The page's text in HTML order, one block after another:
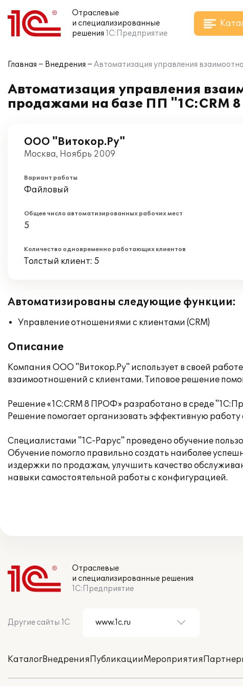
Отраслевые
и специализированные
решения 1С:Предприятие
Главная Внедрения Автоматизация управления
Автоматизация управления
продажами на базе ПП "1С:CRM
ООО "Витокор.Ру"
Москва, Ноябрь 2009
Вариант работы
Файловый
Общее число автоматизированных рабочих мест
5
Количество одновременно работающих клиентов
Толстый клиент: 5
Автоматизированы следующие функции:
Управление отношениями с клиентами (CRM)
Описание
Компания ООО "Витокор.Ру" использует в своей
взаимоотношений с клиентами. Типовое решение
Решение «1С:CRM 8 ПРОФ» разработано в среде
Решение помогает организовать эффективную
Специалистами "1С-Рарус" проведено обучение
Обучение помогло правильно создать наиболее
издержки по продажам, улучшить качество
навыки самостоятельной работы с конфигурацией.
Отраслевые
и специализированные решения
1С:Предприятие
Другие сайты 1С
КаталогВнедренияПубликацииМероприятия